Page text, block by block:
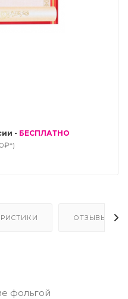
- БЕСПЛАТНО
ОТЗЫВЫ (1)
фольгой